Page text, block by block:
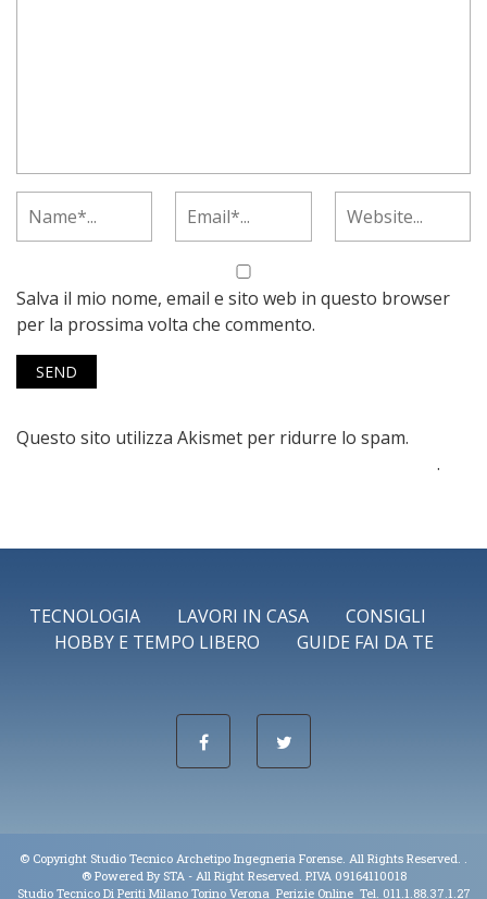
Salva il mio nome, email e sito web in questo browser
per la prossima volta che commento.
Questo sito utilizza Akismet per ridurre lo spam.
.
TECNOLOGIA LAVORI IN CASA
CONSIGLI
HOBBY E TEMPO LIBERO
GUIDE FAI DA TE
© Copyright Studio Tecnico Archetipo Ingegneria Forense. All Rights Reserved. .
® Powered By STA - All Right Reserved. P.IVA 09164110018
Studio Tecnico Di Periti Milano Torino Verona Perizie Online Tel. 011.1.88.37.1.27